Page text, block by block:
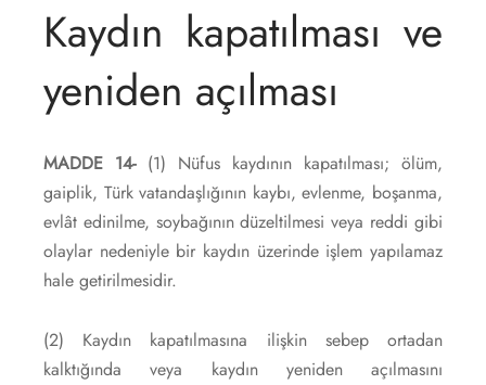
Kaydın kapatılması ve
yeniden açılması
MADDE 14-(1) Nüfus kaydının kapatılması; ölüm,
gaiplik, Türk vatandaşlığının kaybı, evlenme, boşanma,
evlât edinilme, soybağının düzeltilmesi veya reddi gibi
olaylar nedeniyle bir kaydın üzerinde işlem yapılamaz
hale getirilmesidir.
(2) Kaydın kapatılmasına ilişkin sebep ortadan
kalktığında veya kaydın yeniden açılmasını